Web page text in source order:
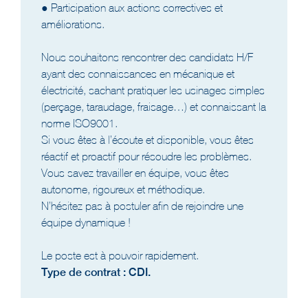
● Participation aux actions correctives et
améliorations.
Nous souhaitons rencontrer des candidats H/F
ayant des connaissances en mécanique et
électricité, sachant pratiquer les usinages simples
(perçage, taraudage, fraisage…) et connaissant la
norme ISO9001.
Si vous êtes à l’écoute et disponible, vous êtes
réactif et proactif pour résoudre les problèmes.
Vous savez travailler en équipe, vous êtes
autonome, rigoureux et méthodique.
N’hésitez pas à postuler afin de rejoindre une
équipe dynamique !
Le poste est à pouvoir rapidement.
Type de contrat : CDI.